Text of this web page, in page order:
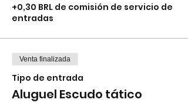
+0,30 BRL de comisión de servicio de
entradas
Venta finalizada
Tipo de entrada
Aluguel Escudo tático